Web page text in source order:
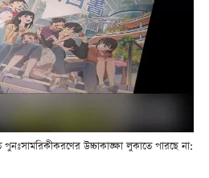
উচ্চাকাঙ্ক্ষা লুকাতে পারছে না: